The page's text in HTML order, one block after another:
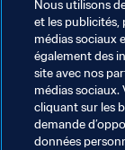
Santé et
Initiatives en
formation
Nous utilisons
et les
médias sociaux
également des
site avec nos
médias sociaux.
cliquant sur les
demande
données